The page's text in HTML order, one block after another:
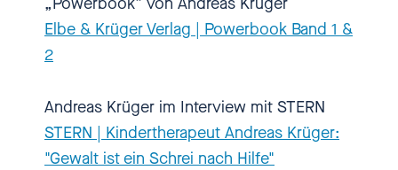
[00:01:58.410] - Nadia Kailouli
Du arbeitest hauptsächlich mit
oder? Oder sagen die: "Herr
Doktor"?
Elbe & Krüger Verlag | Powerbook Band 1 &
2
Andreas Krüger im Interview mit STERN
STERN | Kindertherapeut Andreas Krüger:
"Gewalt ist ein Schrei nach Hilfe"